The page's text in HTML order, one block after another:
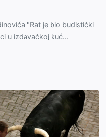
"Rat je bio budistički
u izdavačkoj kuć...